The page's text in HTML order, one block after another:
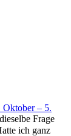
Oktober – 5.
Frage
ich ganz